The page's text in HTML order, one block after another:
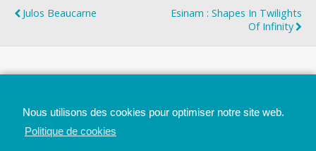
Julos Beaucarne
Esinam : Shapes In Twilights
Of Infinity
Nous utilisons des cookies pour optimiser notre site web.
Politique de cookies